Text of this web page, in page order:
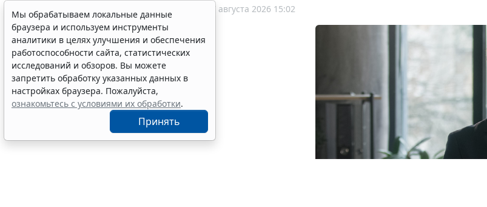
7 августа 2026 15:02
Мы обрабатываем локальные данные
браузера и используем инструменты
аналитики в целях улучшения и обеспечения
работоспособности сайта, статистических
исследований и обзоров. Вы можете
запретить обработку указанных данных в
настройках браузера. Пожалуйста,
ознакомьтесь с условиями их обработки.
Принять